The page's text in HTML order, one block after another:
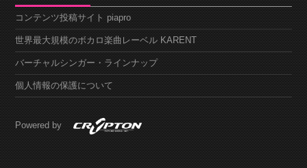
コンテンツ投稿サイト piapro
世界最大規模のボカロ楽曲レーベル KARENT
バーチャルシンガー・ラインナップ
個人情報の保護について
Powered by